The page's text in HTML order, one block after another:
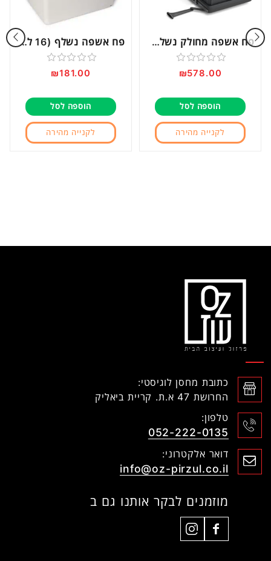
פח אשפה מחולק נשלף עם ארגונית נשלפת דגם PDS350
דורג
מתוך
5
₪578.00
הוספה לסל
לקנייה מהירה
פח אשפה נשלף (16 ליטר) בהרכבה על הדלת, דגם 201
דורג
מתוך
5
₪181.00
הוספה לסל
לקנייה מהירה
כתובת מחסן לוגיסטי:
החרושת 47 א.ת. קריית ביאליק
טלפון:
052-222-0135
דואר אלקטרוני:
info@oz-pirzul.co.il
מוזמנים לבקר אותנו גם ב